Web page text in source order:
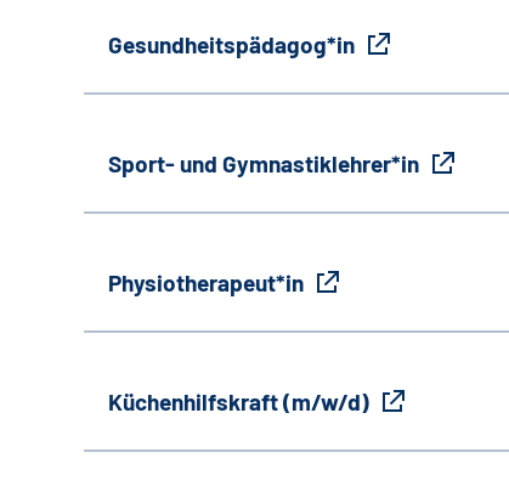
Gesundheitspädagog*in
Sport- und Gymnastiklehrer*in
Physiotherapeut*in
Küchenhilfskraft (m/w/d)